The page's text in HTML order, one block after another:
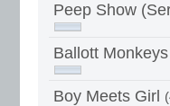
Peep Show
Ballott Monkeys
Boy Meets Girl